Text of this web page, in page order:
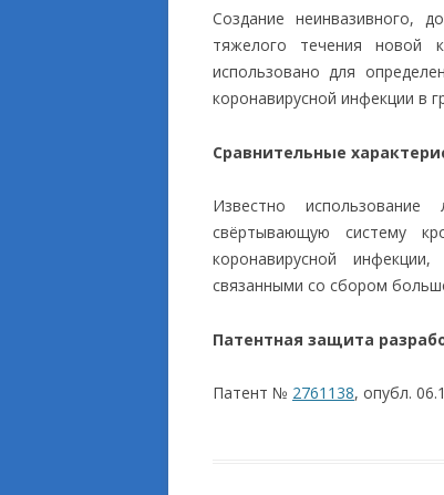
Создание неинвазивного,
тяжелого течения новой
использовано для
коронавирусной инфекции в
Сравнительные
Известно использование
свёртывающую систему
коронавирусной
связанными со сбором
Патентная защита
Патент № 2761138, опубл.